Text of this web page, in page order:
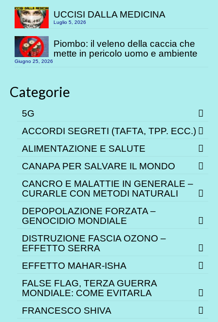
UCCISI DALLA MEDICINA
Luglio 5, 2026
Piombo: il veleno della caccia che
mette in pericolo uomo e ambiente
Giugno 25, 2026
Categorie
5G
ACCORDI SEGRETI (TAFTA, TPP. ECC.)
ALIMENTAZIONE E SALUTE
CANAPA PER SALVARE IL MONDO
CANCRO E MALATTIE IN GENERALE –
CURARLE CON METODI NATURALI
DEPOPOLAZIONE FORZATA –
GENOCIDIO MONDIALE
DISTRUZIONE FASCIA OZONO –
EFFETTO SERRA
EFFETTO MAHAR-ISHA
FALSE FLAG, TERZA GUERRA
MONDIALE: COME EVITARLA
FRANCESCO SHIVA